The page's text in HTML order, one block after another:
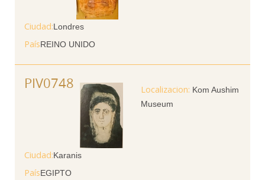
Ciudad Londres
PaísREINO UNIDO
PIV0748
Kom Aushim
Museum
Ciudad Karanis
PaísEGIPTO